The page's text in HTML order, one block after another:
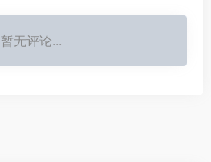
暂无评论...